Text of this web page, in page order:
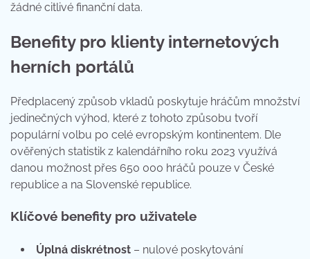
žádné citlivé finanční data.
Benefity pro klienty internetových
herních portálů
Předplacený způsob vkladů poskytuje hráčům množství
jedinečných výhod, které z tohoto způsobu tvoří
populární volbu po celé evropským kontinentem. Dle
ověřených statistik z kalendářního roku 2023 využívá
danou možnost přes 650 000 hráčů pouze v České
republice a na Slovenské republice.
Klíčové benefity pro uživatele
Úplná diskrétnost – nulové poskytování